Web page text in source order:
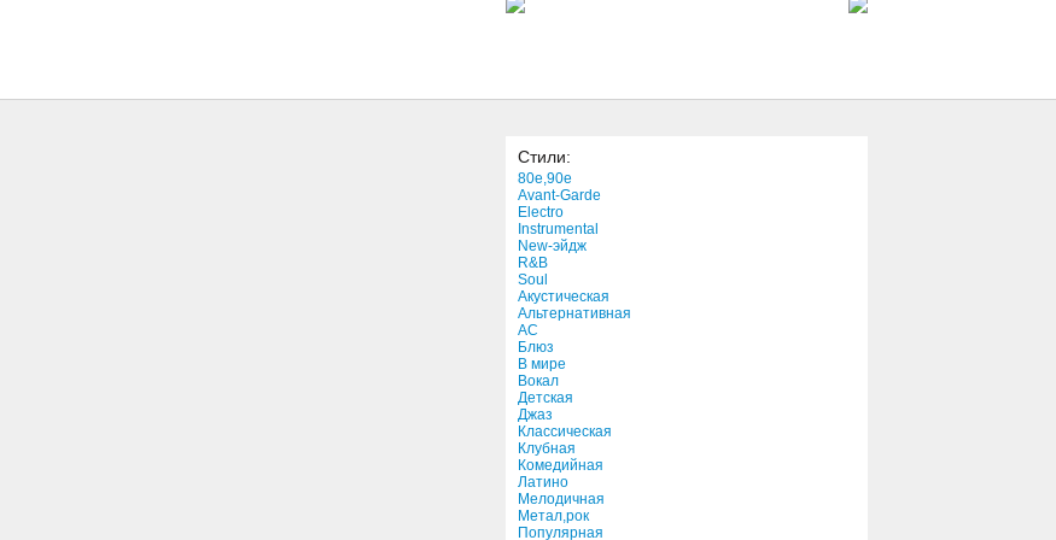
4:40
Стили:
80e,90e
Avant-Garde
Electro
Instrumental
New-эйдж
R&B
Soul
Акустическая
Альтернативная
АС
Блюз
В мире
Вокал
Детская
Джаз
Классическая
Клубная
Комедийная
Латино
Мелодичная
Метал,рок
Популярная